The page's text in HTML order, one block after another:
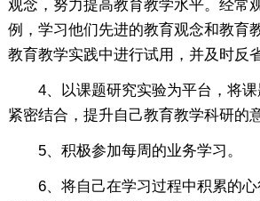
观念，努力提高教育教学水平。经常
例，学习他们先进的教育观念和教育
教育教学实践中进行试用，并及时反省
4、以课题研究实验为平台，将课
紧密结合，提升自己教育教学科研的
5、积极参加每周的业务学习。
6、将自己在学习过程中积累的心